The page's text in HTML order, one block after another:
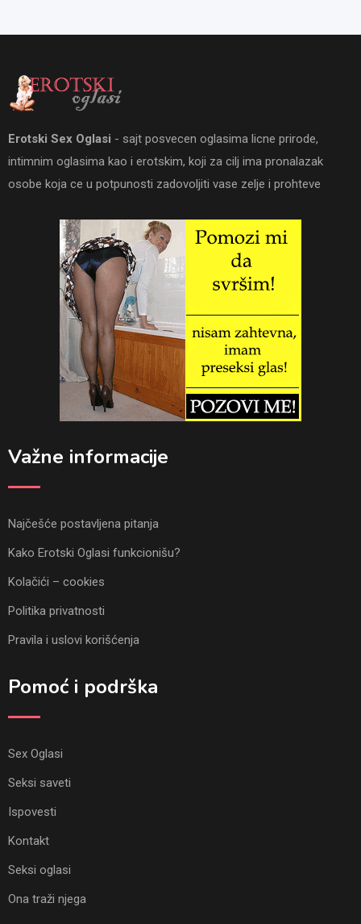
Erotski Sex Oglasi - sajt posvecen oglasima licne prirode,
intimnim oglasima kao i erotskim, koji za cilj ima pronalazak
osobe koja ce u potpunosti zadovoljiti vase zelje i prohteve
Važne informacije
Najčešće postavljena pitanja
Kako Erotski Oglasi funkcionišu?
Kolačići – cookies
Politika privatnosti
Pravila i uslovi korišćenja
Pomoć i podrška
Sex Oglasi
Seksi saveti
Ispovesti
Kontakt
Seksi oglasi
Ona traži njega